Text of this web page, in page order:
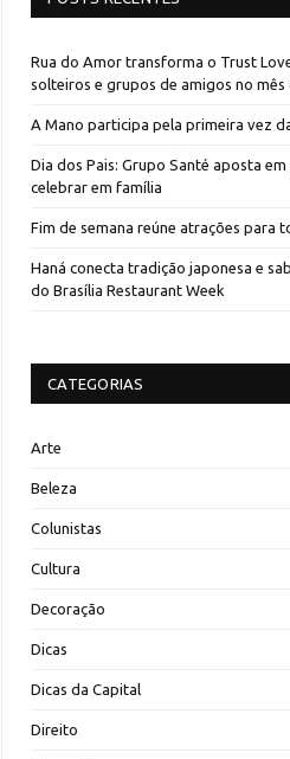
Rua do Amor transforma o Trust
solteiros e grupos de amigos no
A Mano participa pela primeira vez
Dia dos Pais: Grupo Santé aposta
celebrar em família
Fim de semana reúne atrações para
Haná conecta tradição japonesa e
do Brasília Restaurant Week
CATEGORIAS
Arte
Beleza
Colunistas
Cultura
Decoração
Dicas
Dicas da Capital
Direito